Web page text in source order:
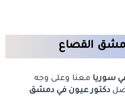
القصاع
سوريا معنا وعلى وجه
دكتور عيون في دمشق